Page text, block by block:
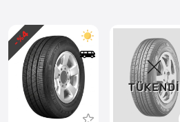
- %
4
TÜKENDI